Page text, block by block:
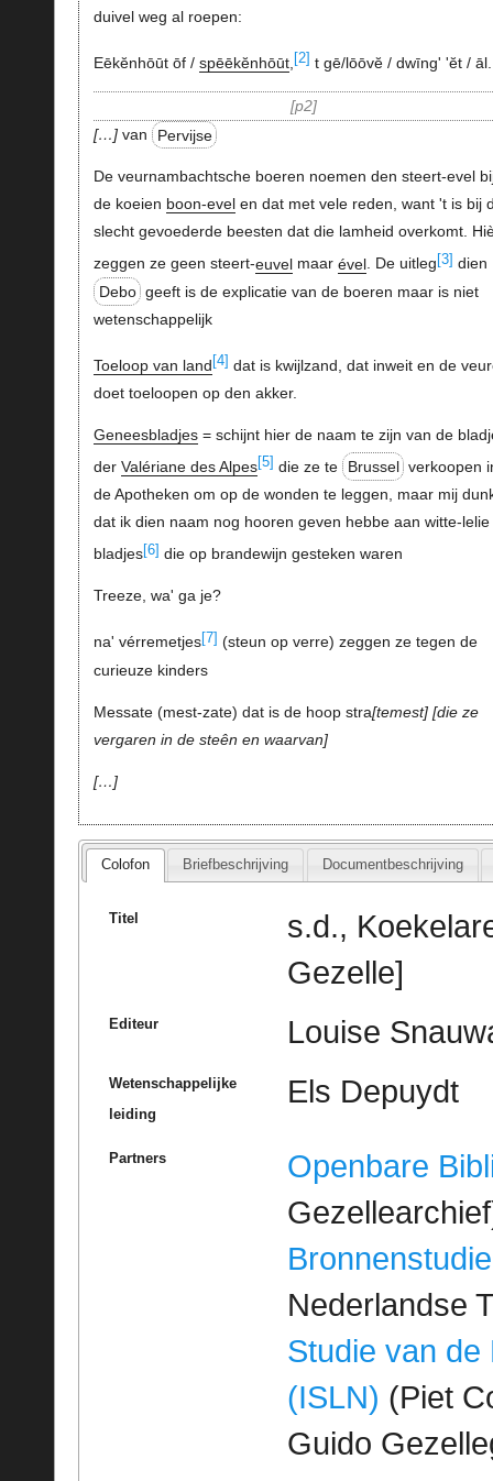
duivel weg al roepen:
Eēkĕnhōūt ōf / spēēkĕnhōūt, [2] t gē/lōōvĕ / dwīng' 'ĕt / āl.
p2
… van Pervijse
De veurnambachtsche boeren noemen den steert-evel
de koeien boon-evelen dat met vele reden, want 't is bij
slecht gevoederde beesten dat die lamheid overkomt.
zeggen ze geen steert-euvelmaar ével. De uitleg [3] dien
Debo geeft is de explicatie van de boeren maar is niet
wetenschappelijk
Toeloop van land [4] dat is kwijlzand, dat inweit en de
doet toeloopen op den akker.
Geneesbladjes= schijnt hier de naam te zijn van de
der Valériane des Alpes[5] die ze te Brussel verkoopen
de Apotheken om op de wonden te leggen, maar mij
dat ik dien naam nog hooren geven hebbe aan witte-lelie
bladjes[6] die op brandewijn gesteken waren
Treeze, wa' ga je?
na' vérremetjes[7] (steun op verre) zeggen ze tegen de
curieuze kinders
Messate (mest-zate) dat is de hoop stra temest
die ze
vergaren in de steên en waarvan
…
Colofon Briefbeschrijving Documentbeschrijving
Titel
s.d.,
Gezelle]
Editeur Louise
Wetenschappelijke
leiding
Els Depuydt
Partners
Openbare
Bronnenstudie
Nederlandse
Studie van de
(ISLN) (Piet
Guido